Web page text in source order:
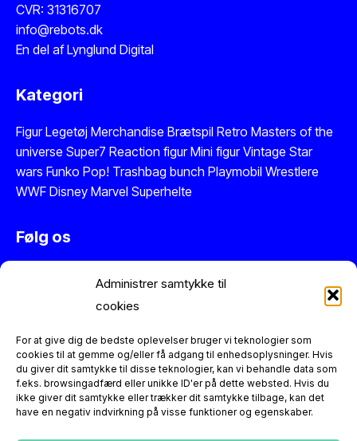
Administrer samtykke til
cookies
For at give dig de bedste oplevelser bruger vi teknologier som
cookies til at gemme og/eller få adgang til enhedsoplysninger. Hvis
du giver dit samtykke til disse teknologier, kan vi behandle data som
f.eks. browsingadfærd eller unikke ID'er på dette websted. Hvis du
ikke giver dit samtykke eller trækker dit samtykke tilbage, kan det
have en negativ indvirkning på visse funktioner og egenskaber.
CVR: 31316707
info@rebots.dk
En del afLynglund Digital
Kategori
Figur Legetøj Merchandise Brætspil Retro Masters of the
universe Super7 Reaction figur Mini figurVintage Star
wars Funko Pop! Trashbag bunch Playmobil Wrestlere
WWF Disney Marvel Superhelte
Følg os
Se vores anmeldelser på Trustpilot
Information
Figurerne er reproduktioner og dermed nye varer. Der er